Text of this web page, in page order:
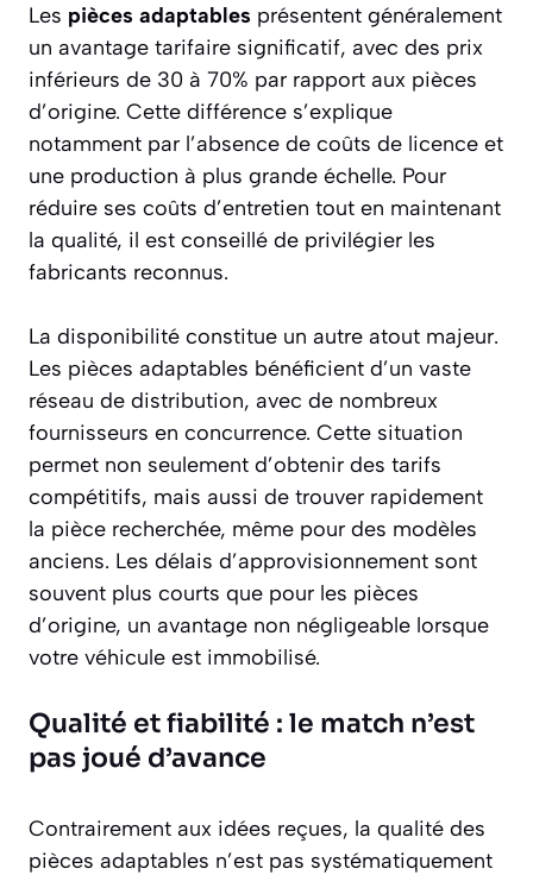
Les pièces adaptables présentent généralement
un avantage tarifaire significatif, avec des prix
inférieurs de 30 à 70% par rapport aux pièces
d’origine. Cette différence s’explique
notamment par l’absence de coûts de licence et
une production à plus grande échelle. Pour
réduire ses coûts d’entretien tout en maintenant
la qualité, il est conseillé de privilégier les
fabricants reconnus.
La disponibilité constitue un autre atout majeur.
Les pièces adaptables bénéficient d’un vaste
réseau de distribution, avec de nombreux
fournisseurs en concurrence. Cette situation
permet non seulement d’obtenir des tarifs
compétitifs, mais aussi de trouver rapidement
la pièce recherchée, même pour des modèles
anciens. Les délais d’approvisionnement sont
souvent plus courts que pour les pièces
d’origine, un avantage non négligeable lorsque
votre véhicule est immobilisé.
Qualité et fiabilité : le match n’est
pas joué d’avance
Contrairement aux idées reçues, la qualité des
pièces adaptables n’est pas systématiquement